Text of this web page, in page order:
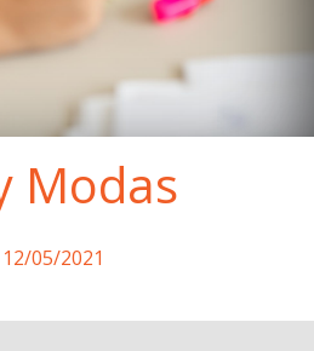
Modas
12/05/2021